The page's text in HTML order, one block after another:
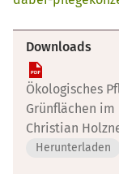
Downloads
Ökologisches
Grünflächen
Christian
Herunterladen